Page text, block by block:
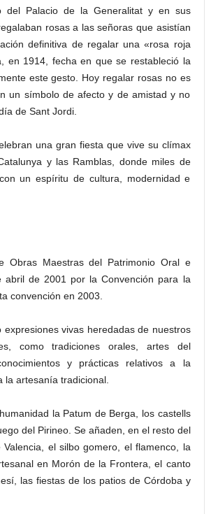
Palacio de la Generalitat y en sus
rosas a las señoras que asistían
definitiva de regalar una «rosa roja
en 1914, fecha en que se restableció la
este gesto. Hoy regalar rosas no es
un símbolo de afecto y de amistad y no
de Sant Jordi.
una gran fiesta que vive su clímax
y las Ramblas, donde miles de
un espíritu de cultura, modernidad e
Obras Maestras del Patrimonio Oral e
de 2001 por la Convención para la
convención en 2003.
vivas heredadas de nuestros
como tradiciones orales, artes del
y prácticas relativos a la
la artesanía tradicional.
la Patum de Berga, los castells
del Pirineo. Se añaden, en el resto del
el silbo gomero, el flamenco, la
en Morón de la Frontera, el canto
las fiestas de los patios de Córdoba y